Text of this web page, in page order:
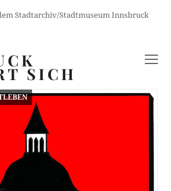
Stadtarchiv/Stadtmuseum Innsbruck
SICH